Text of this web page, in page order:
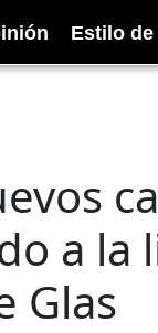
Estilo
a
Glas